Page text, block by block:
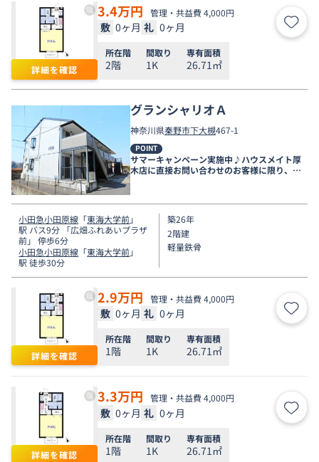
詳細を確認
3.4万円 管理・共益費 4,000円
敷 0ヶ月 礼 0ヶ月 お気
所在階
2階
間取り
1K
専有面積
26.71㎡
グランシャリオＡ
神奈川県秦野市下大槻467-1
POINT
サマーキャンペーン実施中♪ハウスメイト厚
木店に直接お問い合わせのお客様に限り、９
月末まで家賃無料♪
小田急小田原線 「東海大学前」
駅 バス9分 「広畑ふれあいプラザ
前」 停歩6分
小田急小田原線 「東海大学前」
駅 徒歩30分
築26年
2階建
軽量鉄骨
詳細を確認
2.9万円 管理・共益費 4,000円
敷 0ヶ月 礼 0ヶ月 お気
所在階
1階
間取り
1K
専有面積
26.71㎡
詳細を確認
3.3万円 管理・共益費 4,000円
敷 0ヶ月 礼 0ヶ月 お気
所在階
1階
間取り
1K
専有面積
26.71㎡